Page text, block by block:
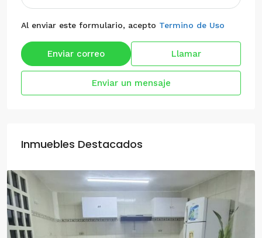
Al enviar este formulario, acepto Termino de Uso
Enviar correo Llamar
Enviar un mensaje
Inmuebles Destacados